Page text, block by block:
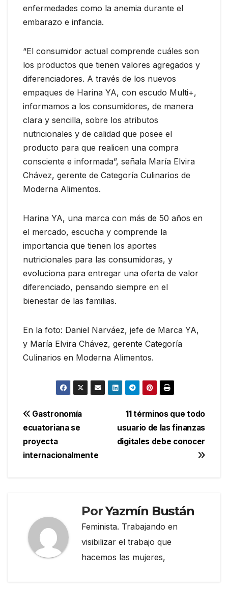
enfermedades como la anemia durante el
embarazo e infancia.
“El consumidor actual comprende cuáles son
los productos que tienen valores agregados y
diferenciadores. A través de los nuevos
empaques de Harina YA, con escudo Multi+,
informamos a los consumidores, de manera
clara y sencilla, sobre los atributos
nutricionales y de calidad que posee el
producto para que realicen una compra
consciente e informada”, señala María Elvira
Chávez, gerente de Categoría Culinarios de
Moderna Alimentos.
Harina YA, una marca con más de 50 años en
el mercado, escucha y comprende la
importancia que tienen los aportes
nutricionales para las consumidoras, y
evoluciona para entregar una oferta de valor
diferenciado, pensando siempre en el
bienestar de las familias.
En la foto: Daniel Narváez, jefe de Marca YA,
y María Elvira Chávez, gerente Categoría
Culinarios en Moderna Alimentos.
Navegación
de
entradas
11 términos que todo
usuario de las finanzas
digitales debe conocer
Gastronomía
ecuatoriana se
proyecta
internacionalmente
PorYazmín Bustán
Feminista. Trabajando en
visibilizar el trabajo que
hacemos las mujeres,